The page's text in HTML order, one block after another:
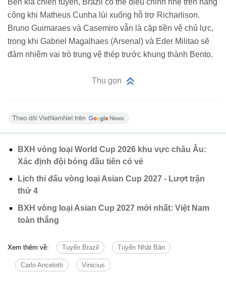
Bên kia chiến tuyến, Brazil có thể điều chỉnh nhẹ trên hàng
công khi Matheus Cunha lùi xuống hỗ trợ Richarlison.
Bruno Guimaraes và Casemiro vẫn là cặp tiền vệ chủ lực,
trong khi Gabriel Magalhaes (Arsenal) và Eder Militao sẽ
đảm nhiệm vai trò trung vệ thép trước khung thành Bento.
Thu gọn
BXH vòng loại World Cup 2026 khu vực châu Âu:
Xác định đội bóng đầu tiên có vé
Lịch thi đấu vòng loại Asian Cup 2027 - Lượt trận
thứ 4
BXH vòng loại Asian Cup 2027 mới nhất: Việt Nam
toàn thắng
Xem thêm về: Tuyển Brazil Tuyển Nhật Bản
Carlo Ancelotti Vinicius